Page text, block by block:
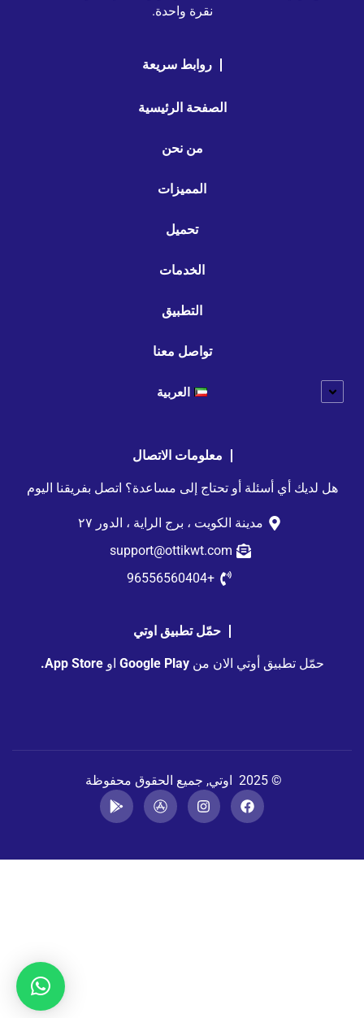
نقرة واحدة.
روابط سريعة
الصفحة الرئيسية
من نحن
المميزات
تحميل
الخدمات
التطبيق
تواصل معنا
العربية
معلومات الاتصال
هل لديك أي أسئلة أو تحتاج إلى مساعدة؟ اتصل بفريقنا اليوم
مدينة الكويت ، برج الراية ، الدور ٢٧
support@ottikwt.com
+96556560404
حمّل تطبيق اوتي
حمّل تطبيق أوتي الان منGoogle Play اوApp Store.
© 2025 اوتي, جميع الحقوق محفوظة